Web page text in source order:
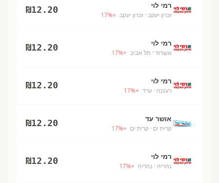
רמי לוי
זכרון יעקב · זכרון יעקב +
17%
₪12.20
רמי לוי
אשדוד · תל אביב +
17%
₪12.20
רמי לוי
רעננה · ערד +
17%
₪12.20
אושר עד
קרית ים · קרית ים +
17%
₪12.20
רמי לוי
נהריה · נהריה +
17%
₪12.20